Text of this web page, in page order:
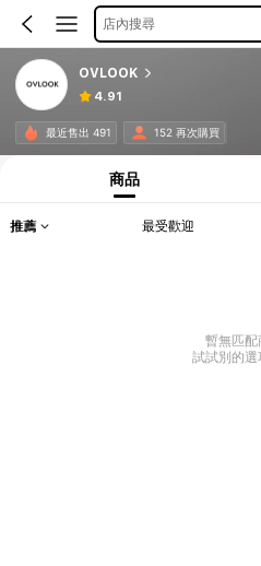
店內搜尋
OVLOOK
4.91
最近售出 491 152 再次購買
商品
推薦 最受歡迎
暫無匹配
試試別的選